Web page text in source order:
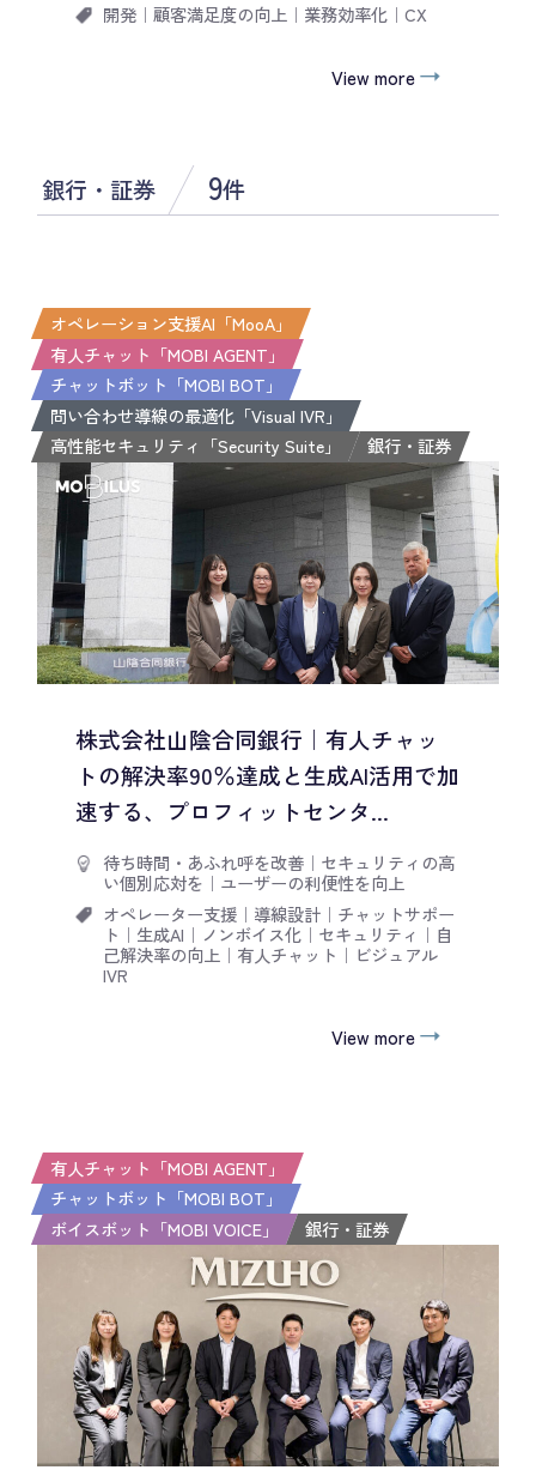
開発｜ 顧客満足度の向上 ｜ 業務効率化｜ CX
View more
銀行・証券 9件
オペレーション支援AI「MooA」
有人チャット「MOBI AGENT」
チャットボット「MOBI BOT」
問い合わせ導線の最適化「Visual IVR」
高性能セキュリティ「Security Suite」
銀行・証券
株式会社山陰合同銀行｜有人チャッ
トの解決率90％達成と生成AI活用で加
速する、プロフィットセンタ...
待ち時間・あふれ呼を改善｜ セキュリティの高
い個別応対を ｜ ユーザーの利便性を向上
オペレーター支援｜ 導線設計｜ チャットサポー
ト ｜ 生成AI ｜ ノンボイス化｜ セキュリティ ｜ 自
己解決率の向上 ｜ 有人チャット ｜ ビジュアル
IVR
View more
有人チャット「MOBI AGENT」
チャットボット「MOBI BOT」
ボイスボット「MOBI VOICE」
銀行・証券